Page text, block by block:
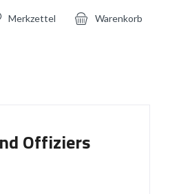
Warenkorb
Merkzettel
Offiziers